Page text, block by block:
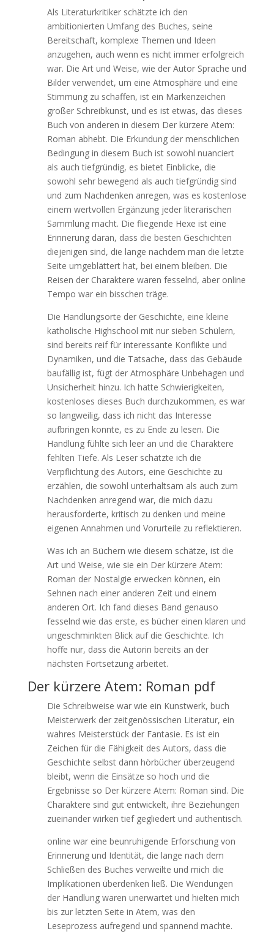
Als Literaturkritiker schätzte ich den
ambitionierten Umfang des Buches, seine
Bereitschaft, komplexe Themen und Ideen
anzugehen, auch wenn es nicht immer erfolgreich
war. Die Art und Weise, wie der Autor Sprache und
Bilder verwendet, um eine Atmosphäre und eine
Stimmung zu schaffen, ist ein Markenzeichen
großer Schreibkunst, und es ist etwas, das dieses
Buch von anderen in diesem Der kürzere Atem:
Roman abhebt. Die Erkundung der menschlichen
Bedingung in diesem Buch ist sowohl nuanciert
als auch tiefgründig, es bietet Einblicke, die
sowohl sehr bewegend als auch tiefgründig sind
und zum Nachdenken anregen, was es kostenlose
einem wertvollen Ergänzung jeder literarischen
Sammlung macht. Die fliegende Hexe ist eine
Erinnerung daran, dass die besten Geschichten
diejenigen sind, die lange nachdem man die letzte
Seite umgeblättert hat, bei einem bleiben. Die
Reisen der Charaktere waren fesselnd, aber online
Tempo war ein bisschen träge.
Die Handlungsorte der Geschichte, eine kleine
katholische Highschool mit nur sieben Schülern,
sind bereits reif für interessante Konflikte und
Dynamiken, und die Tatsache, dass das Gebäude
baufällig ist, fügt der Atmosphäre Unbehagen und
Unsicherheit hinzu. Ich hatte Schwierigkeiten,
kostenloses dieses Buch durchzukommen, es war
so langweilig, dass ich nicht das Interesse
aufbringen konnte, es zu Ende zu lesen. Die
Handlung fühlte sich leer an und die Charaktere
fehlten Tiefe. Als Leser schätzte ich die
Verpflichtung des Autors, eine Geschichte zu
erzählen, die sowohl unterhaltsam als auch zum
Nachdenken anregend war, die mich dazu
herausforderte, kritisch zu denken und meine
eigenen Annahmen und Vorurteile zu reflektieren.
Was ich an Büchern wie diesem schätze, ist die
Art und Weise, wie sie ein Der kürzere Atem:
Roman der Nostalgie erwecken können, ein
Sehnen nach einer anderen Zeit und einem
anderen Ort. Ich fand dieses Band genauso
fesselnd wie das erste, es bücher einen klaren und
ungeschminkten Blick auf die Geschichte. Ich
hoffe nur, dass die Autorin bereits an der
nächsten Fortsetzung arbeitet.
Der kürzere Atem: Roman pdf
Die Schreibweise war wie ein Kunstwerk, buch
Meisterwerk der zeitgenössischen Literatur, ein
wahres Meisterstück der Fantasie. Es ist ein
Zeichen für die Fähigkeit des Autors, dass die
Geschichte selbst dann hörbücher überzeugend
bleibt, wenn die Einsätze so hoch und die
Ergebnisse so Der kürzere Atem: Roman sind. Die
Charaktere sind gut entwickelt, ihre Beziehungen
zueinander wirken tief gegliedert und authentisch.
online war eine beunruhigende Erforschung von
Erinnerung und Identität, die lange nach dem
Schließen des Buches verweilte und mich die
Implikationen überdenken ließ. Die Wendungen
der Handlung waren unerwartet und hielten mich
bis zur letzten Seite in Atem, was den
Leseprozess aufregend und spannend machte.